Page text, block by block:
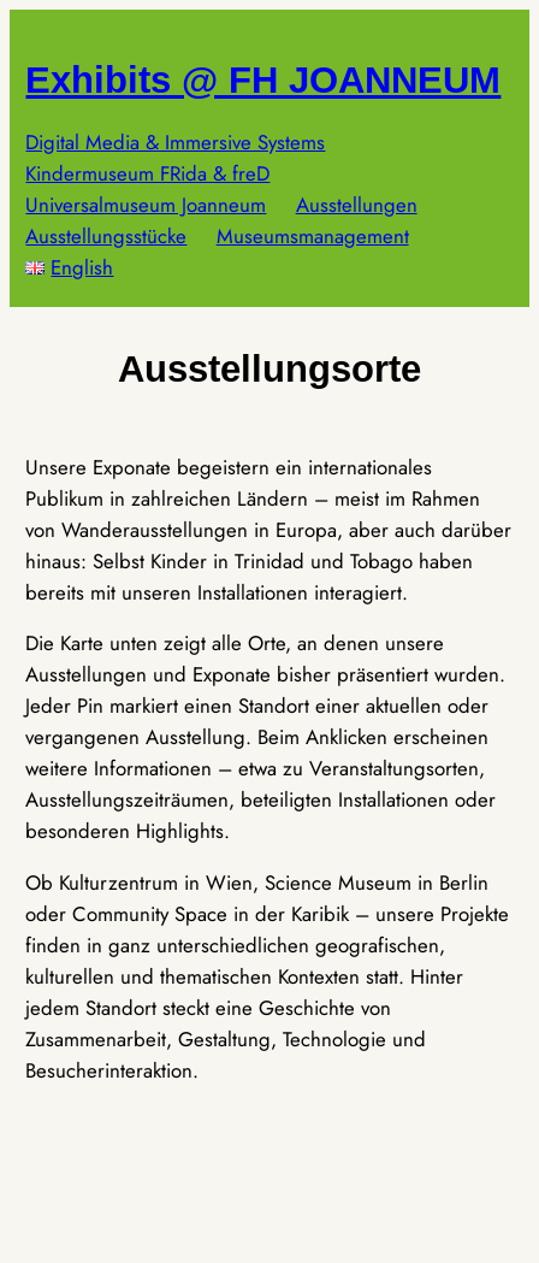
springen
Exhibits @ FH JOANNEUM
Digital Media & Immersive Systems
Kindermuseum FRida & freD
Universalmuseum Joanneum
Ausstellungen
Ausstellungsstücke
Museumsmanagement
English
Ausstellungsorte
Unsere Exponate begeistern ein internationales
Publikum in zahlreichen Ländern – meist im Rahmen
von Wanderausstellungen in Europa, aber auch darüber
hinaus: Selbst Kinder in Trinidad und Tobago haben
bereits mit unseren Installationen interagiert.
Die Karte unten zeigt alle Orte, an denen unsere
Ausstellungen und Exponate bisher präsentiert wurden.
Jeder Pin markiert einen Standort einer aktuellen oder
vergangenen Ausstellung. Beim Anklicken erscheinen
weitere Informationen – etwa zu Veranstaltungsorten,
Ausstellungszeiträumen, beteiligten Installationen oder
besonderen Highlights.
Ob Kulturzentrum in Wien, Science Museum in Berlin
oder Community Space in der Karibik – unsere Projekte
finden in ganz unterschiedlichen geografischen,
kulturellen und thematischen Kontexten statt. Hinter
jedem Standort steckt eine Geschichte von
Zusammenarbeit, Gestaltung, Technologie und
Besucherinteraktion.